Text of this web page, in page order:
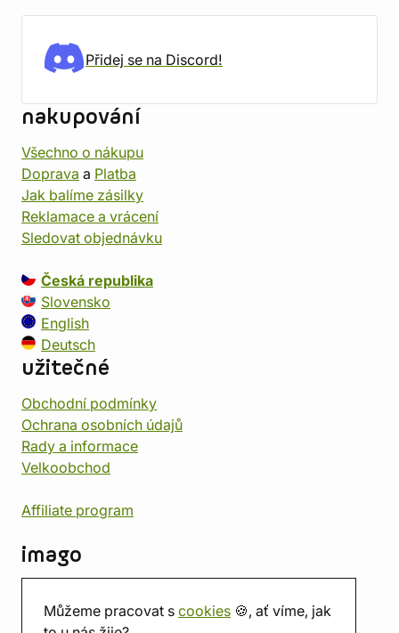
Můžeme pracovat s cookies 🍪, ať víme, jak
Přidej se na Discord!
nakupování
Všechno o nákupu
Doprava a Platba
Jak balíme zásilky
Reklamace a vrácení
Sledovat objednávku
Česká republika
Slovensko
English
Deutsch
užitečné
Obchodní podmínky
Ochrana osobních údajů
Rady a informace
Velkoobchod
Affiliate program
imago
Prodejna